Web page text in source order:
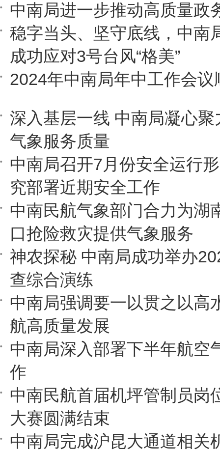
中南局进一步推动高质量政
稳字当头、坚守底线，中南
成功应对3号台风“格美”
2024年中南局年中工作会议
深入基层一线 中南局凝心聚
气象服务质量
中南局召开7月份安全运行
究部署近期安全工作
中南民航气象部门合力为湖
口抢险救灾提供气象服务
神农探秘 中南局成功举办
查综合演练
中南局强调要一以贯之以高
航高质量发展
中南局深入部署下半年航空
作
中南民航首届机坪管制员岗
大赛圆满结束
中南局完成沪昆大通道相关